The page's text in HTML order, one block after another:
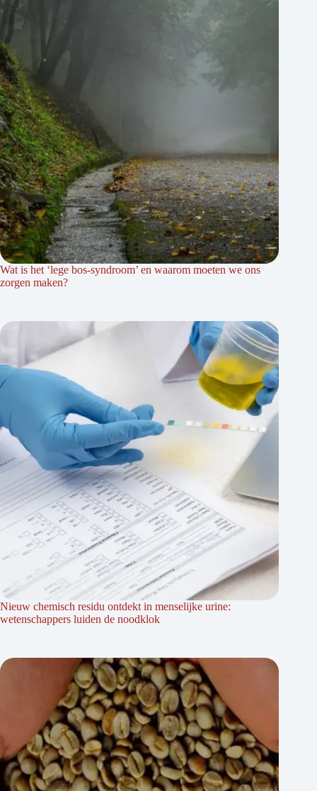
Wat is het ‘lege bos-syndroom’ en waarom moeten we ons
zorgen maken?
Nieuw chemisch residu ontdekt in menselijke urine:
wetenschappers luiden de noodklok